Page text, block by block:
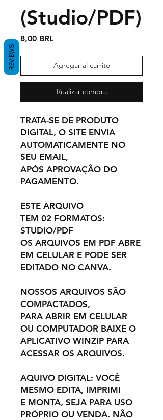
(Studio/PDF)
8,00 BRLPrecio
Agregar al carrito
Realizar compra
TRATA-SE DE PRODUTO
DIGITAL, O SITE ENVIA
AUTOMATICAMENTE NO
SEU EMAIL,
APÓS APROVAÇÃO DO
PAGAMENTO.
ESTE ARQUIVO
TEM 02 FORMATOS:
STUDIO/PDF
OS ARQUIVOS EM PDF ABRE
EM CELULAR E PODE SER
EDITADO NO CANVA.
NOSSOS ARQUIVOS SÃO
COMPACTADOS,
PARA ABRIR EM CELULAR
OU COMPUTADOR BAIXE O
APLICATIVO WINZIP PARA
ACESSAR OS ARQUIVOS.
AQUIVO DIGITAL: VOCÊ
MESMO EDITA, IMPRIMI
E MONTA, SEJA PARA USO
PRÓPRIO OU VENDA. NÃO
REVIEWS